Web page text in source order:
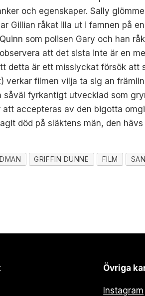
och egenskaper. Sally
Gillian råkat illa ut i famnen på
som polisen Gary och han
att det sista inte är en
detta är ett misslyckat försök
verkar filmen vilja ta sig an
fyrkantigt utvecklad som
accepteras av den bigotta
död på släktens män, den
GRIFFIN DUNNE FILM
Övriga
Instagram